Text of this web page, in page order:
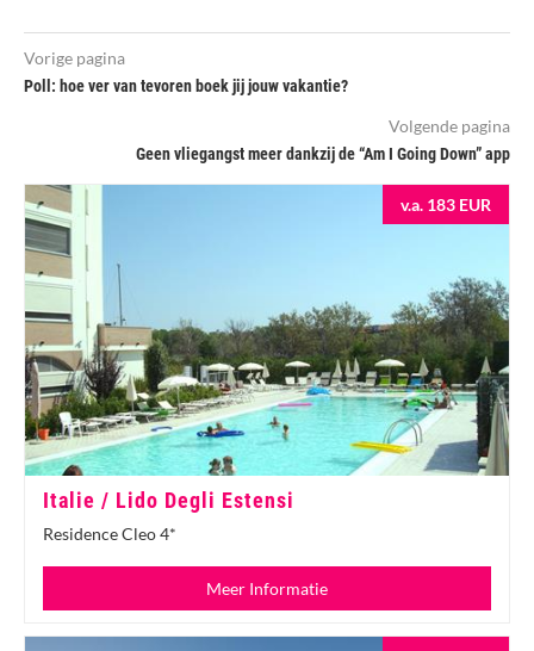
Vorige pagina
Poll: hoe ver van tevoren boek jij jouw vakantie?
Volgende pagina
Geen vliegangst meer dankzij de “Am I Going Down” app
v.a. 183 EUR
Italie / Lido Degli Estensi
Residence Cleo 4*
Meer Informatie